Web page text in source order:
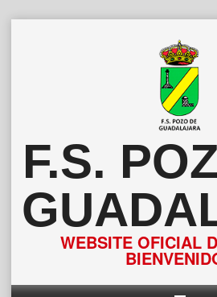
F.S.
WEBSITE OFICIAL